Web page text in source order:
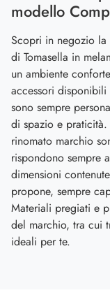
modello
Scopri in negozio
di Tomasella in
un ambiente
accessori disponibili
sono sempre
di spazio e
rinomato marchio
rispondono sempre
dimensioni
propone, sempre
Materiali pregiati e
del marchio, tra cui
ideali per te.